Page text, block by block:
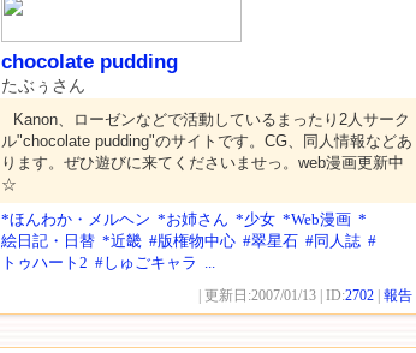
chocolate pudding
たぶぅさん
Kanon、ローゼンなどで活動しているまったり2人サーク
ル"chocolate pudding"のサイトです。CG、同人情報などあ
ります。ぜひ遊びに来てくださいませっ。web漫画更新中
☆
*ほんわか・メルヘン *お姉さん *少女 *Web漫画 *
絵日記・日替 *近畿 #版権物中心 #翠星石 #同人誌 #
トゥハート2 #しゅごキャラ ...
| 更新日:2007/01/13 | ID:2702 報告